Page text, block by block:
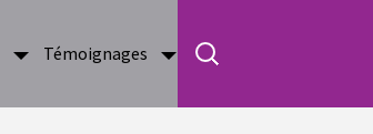
Témoignages